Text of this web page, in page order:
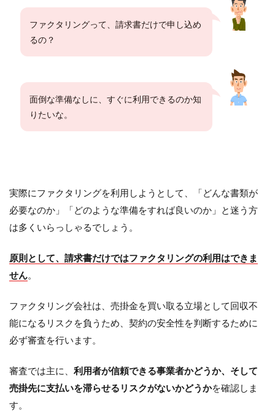
ファクタリングって、請求書だけで申し込め
るの？
面倒な準備なしに、すぐに利用できるのか知
りたいな。
実際にファクタリングを利用しようとして、「どんな書類が
必要なのか」「どのような準備をすれば良いのか」と迷う方
は多くいらっしゃるでしょう。
原則として、請求書だけではファクタリングの利用はできま
せん
ファクタリング会社は、売掛金を買い取る立場として回収不
能になるリスクを負うため、契約の安全性を判断するために
必ず審査を行います。
審査では主に、 利用者が信頼できる事業者かどうか、そして
売掛先に支払いを滞らせるリスクがないかどうかを確認しま
す。